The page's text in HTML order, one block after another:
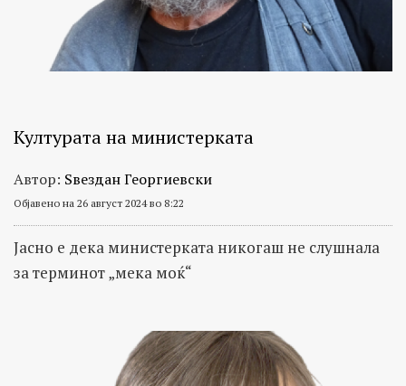
Културата на министерката
Автор: Ѕвездан Георгиевски
Објавено на 26 август 2024 во 8:22
Јасно е дека министерката никогаш не слушнала
за терминот „мека моќ“